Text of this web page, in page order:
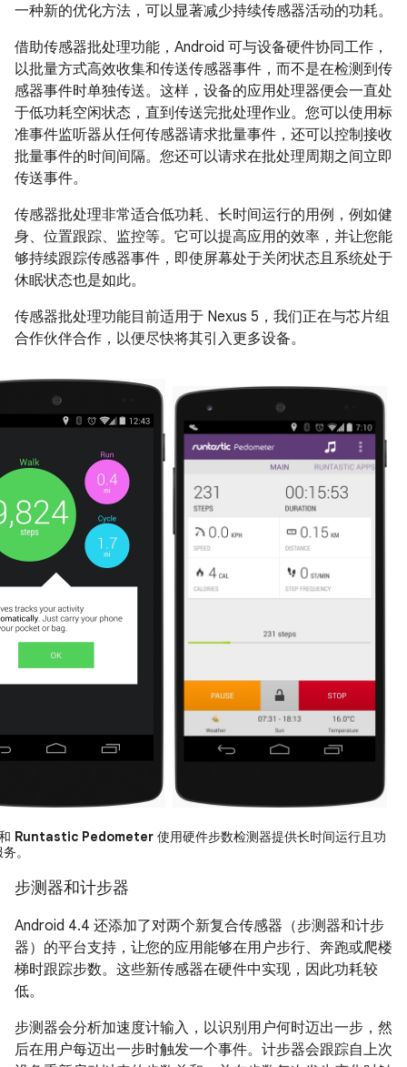
一种新的优化方法，可以显著减少持续传感器活动的功耗。
借助传感器批处理功能，Android 可与设备硬件协同工作，
以批量方式高效收集和传送传感器事件，而不是在检测到传
感器事件时单独传送。这样，设备的应用处理器便会一直处
于低功耗空闲状态，直到传送完批处理作业。您可以使用标
准事件监听器从任何传感器请求批量事件，还可以控制接收
批量事件的时间间隔。您还可以请求在批处理周期之间立即
传送事件。
传感器批处理非常适合低功耗、长时间运行的用例，例如健
身、位置跟踪、监控等。它可以提高应用的效率，并让您能
够持续跟踪传感器事件，即使屏幕处于关闭状态且系统处于
休眠状态也是如此。
传感器批处理功能目前适用于 Nexus 5，我们正在与芯片组
合作伙伴合作，以便尽快将其引入更多设备。
Runtastic Pedometer 使用硬件步数检测器提供长时间运行且功
。
步测器和计步器
Android 4.4 还添加了对两个新复合传感器（步测器和计步
器）的平台支持，让您的应用能够在用户步行、奔跑或爬楼
梯时跟踪步数。这些新传感器在硬件中实现，因此功耗较
低。
步测器会分析加速度计输入，以识别用户何时迈出一步，然
后在用户每迈出一步时触发一个事件。计步器会跟踪自上次